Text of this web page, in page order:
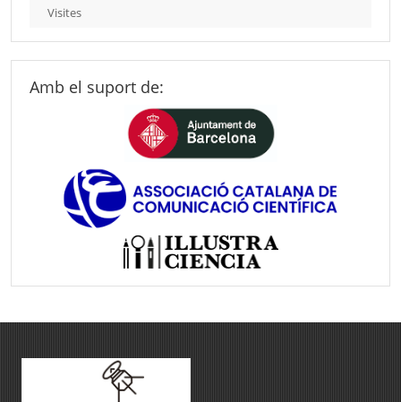
Visites
Amb el suport de: